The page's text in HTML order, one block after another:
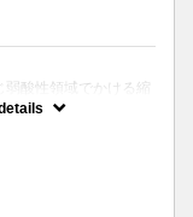
酸性領域でかける縮
ことなく、気になる